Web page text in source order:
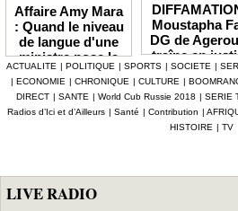
Affaire Amy Mara
: Quand le niveau
de langue d'une
ministre pose la
question de la
compétence et de
la crédibilité de
l'État
Moustapha
DG de
traîne en
l’ex DRH
Amet
Thiam
ACTUALITE | POLITIQUE | SPORTS | SOCIETE |
| ECONOMIE | CHRONIQUE | CULTURE |
DIRECT | SANTE | World Cub Russie 2018 | SERIE
Radios d’Ici et d’Ailleurs | Santé | Contribution |
HISTOIRE | TV
LIVE RADIO